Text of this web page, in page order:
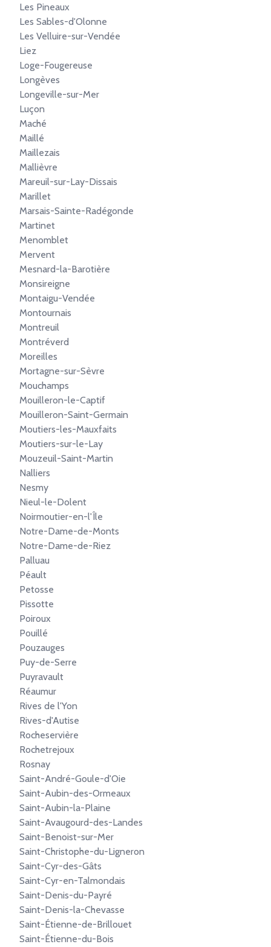
Les Pineaux
Les Sables-d'Olonne
Les Velluire-sur-Vendée
Liez
Loge-Fougereuse
Longèves
Longeville-sur-Mer
Luçon
Maché
Maillé
Maillezais
Mallièvre
Mareuil-sur-Lay-Dissais
Marillet
Marsais-Sainte-Radégonde
Martinet
Menomblet
Mervent
Mesnard-la-Barotière
Monsireigne
Montaigu-Vendée
Montournais
Montreuil
Montréverd
Moreilles
Mortagne-sur-Sèvre
Mouchamps
Mouilleron-le-Captif
Mouilleron-Saint-Germain
Moutiers-les-Mauxfaits
Moutiers-sur-le-Lay
Mouzeuil-Saint-Martin
Nalliers
Nesmy
Nieul-le-Dolent
Noirmoutier-en-l'Île
Notre-Dame-de-Monts
Notre-Dame-de-Riez
Palluau
Péault
Petosse
Pissotte
Poiroux
Pouillé
Pouzauges
Puy-de-Serre
Puyravault
Réaumur
Rives de l'Yon
Rives-d'Autise
Rocheservière
Rochetrejoux
Rosnay
Saint-André-Goule-d'Oie
Saint-Aubin-des-Ormeaux
Saint-Aubin-la-Plaine
Saint-Avaugourd-des-Landes
Saint-Benoist-sur-Mer
Saint-Christophe-du-Ligneron
Saint-Cyr-des-Gâts
Saint-Cyr-en-Talmondais
Saint-Denis-du-Payré
Saint-Denis-la-Chevasse
Saint-Étienne-de-Brillouet
Saint-Étienne-du-Bois